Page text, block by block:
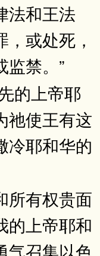
法和王法
或处死，
监禁。”
的上帝耶
祂使王有这
冷耶和华的
所有权贵面
的上帝耶和
气召集以色